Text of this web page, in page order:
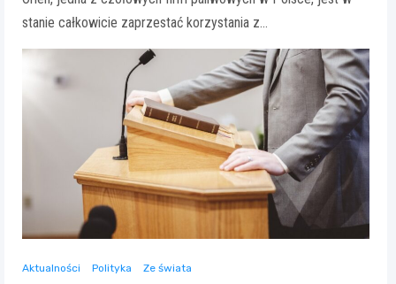
stanie całkowicie zaprzestać korzystania z…
Aktualności Polityka Ze świata